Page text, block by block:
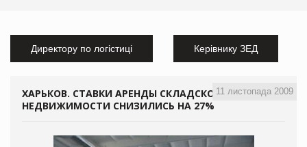
Директору по логістиці Керівнику ЗЕД
11 листопада 2009
ХАРЬКОВ. СТАВКИ АРЕНДЫ СКЛАДСКОЙ
НЕДВИЖИМОСТИ СНИЗИЛИСЬ НА 27%